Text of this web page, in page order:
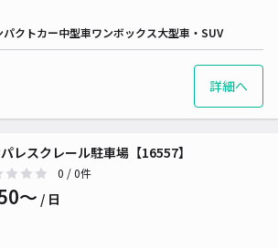
パクトカー中型車ワンボックス大型車・SUV
詳細へ
レスクレール駐車場【16557】
0 / 0件
〜 / 日